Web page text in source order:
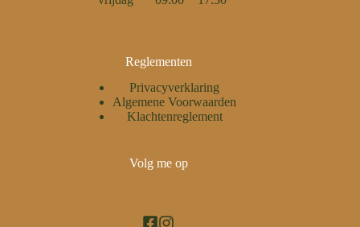
Reglementen
Privacyverklaring
Algemene Voorwaarden
Klachtenreglement
Volg me op